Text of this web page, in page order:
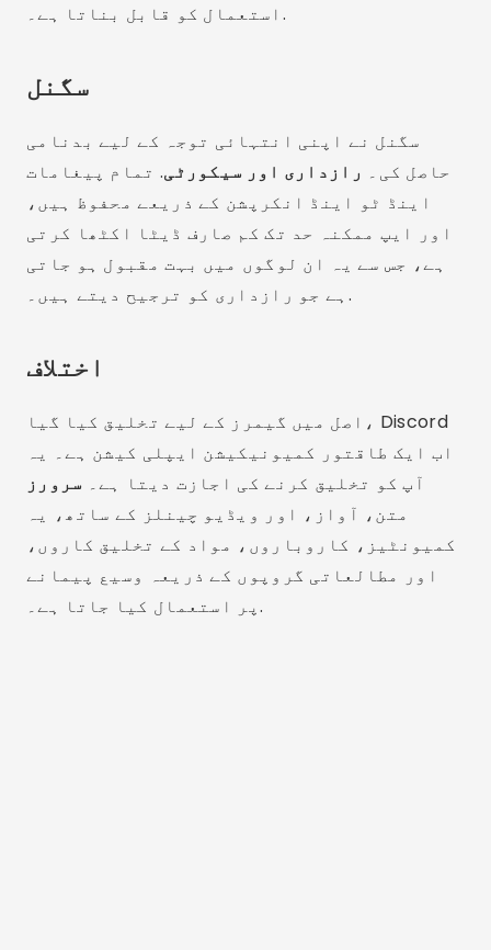
استعمال کو قابل بناتا ہے۔.
سگنل
سگنل نے اپنی انتہائی توجہ کے لیے بدنامی
حاصل کی۔ رازداری اور سیکورٹی. تمام پیغامات
اینڈ ٹو اینڈ انکرپشن کے ذریعے محفوظ ہیں،
اور ایپ ممکنہ حد تک کم صارف ڈیٹا اکٹھا کرتی
ہے، جس سے یہ ان لوگوں میں بہت مقبول ہو جاتی
ہے جو رازداری کو ترجیح دیتے ہیں۔.
اختلاف
اصل میں گیمرز کے لیے تخلیق کیا گیا، Discord
اب ایک طاقتور کمیونیکیشن ایپلی کیشن ہے۔ یہ
آپ کو تخلیق کرنے کی اجازت دیتا ہے۔ سرورز
متن، آواز، اور ویڈیو چینلز کے ساتھ، یہ
کمیونٹیز، کاروباروں، مواد کے تخلیق کاروں،
اور مطالعاتی گروپوں کے ذریعہ وسیع پیمانے
پر استعمال کیا جاتا ہے۔.